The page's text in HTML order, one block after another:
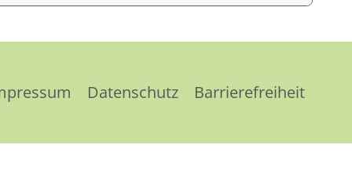
Datenschutz Barrierefreiheit